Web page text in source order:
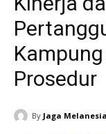
Prosedur
By Jaga Melanesia